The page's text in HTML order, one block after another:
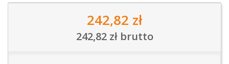
242,82 zł
242,82 złbrutto